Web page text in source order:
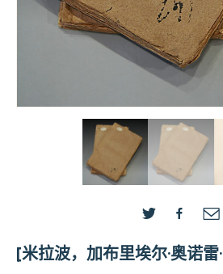
[米拉波，加布里埃尔·奥诺雷